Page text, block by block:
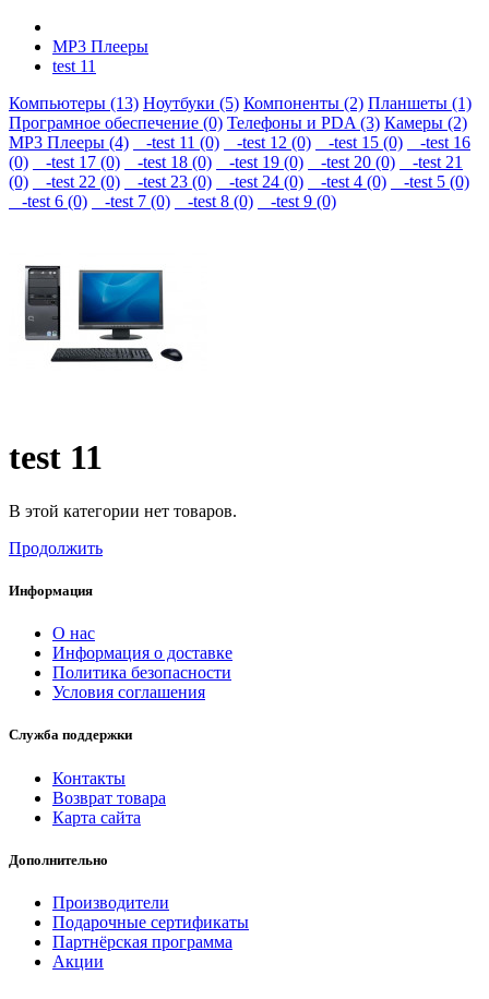
MP3 Плееры
test 11
Компьютеры (13) Ноутбуки (5) Компоненты (2) Планшеты (1)
Програмное обеспечение (0) Телефоны и PDA (3) Камеры (2)
MP3 Плееры (4)
-test 11 (0) -test 12 (0) -test 15 (0)
-test 16
(0)
-test 17 (0) -test 18 (0) -test 19 (0) -test 20 (0)
-test 21
(0)
-test 22 (0) -test 23 (0) -test 24 (0) -test 4 (0)
-test 5 (0)
-test 6 (0)
-test 7 (0) -test 8 (0) -test 9 (0)
test 11
В этой категории нет товаров.
Продолжить
Информация
О нас
Информация о доставке
Политика безопасности
Условия соглашения
Служба поддержки
Контакты
Возврат товара
Карта сайта
Дополнительно
Производители
Подарочные сертификаты
Партнёрская программа
Акции